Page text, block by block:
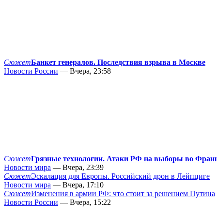
СюжетБанкет генералов. Последствия взрыва в Москве
Новости России — Вчера, 23:58
СюжетГрязные технологии. Атаки РФ на выборы во
Новости мира — Вчера, 23:39
СюжетЭскалация для Европы. Российский дрон в Лейпциге
Новости мира — Вчера, 17:10
СюжетИзменения в армии РФ: что стоит за решением Путина
Новости России — Вчера, 15:22